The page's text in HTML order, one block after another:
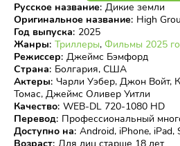
Русское название: Дикие земли
Оригинальное название: High
Год выпуска: 2025
Жанры: Триллеры, Фильмы 2025
Режиссер: Джеймс Бэмфорд
Страна: Болгария, США
Актеры: Чарли Уэбер, Джон Войт,
Томас, Джеймс Оливер Уитли
Качество: WEB-DL 720-1080 HD
Перевод: Профессиональный
Доступно на: Android, iPhone, iPad,